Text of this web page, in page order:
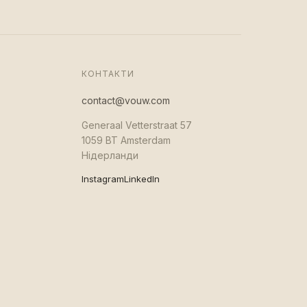
КОНТАКТИ
contact@vouw.com
Generaal Vetterstraat 57
1059 BT Amsterdam
Нідерланди
InstagramLinkedIn